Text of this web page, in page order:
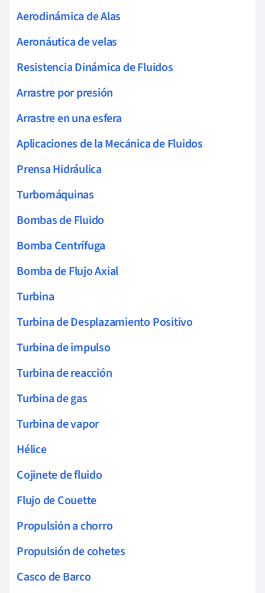
Aerodinámica de Alas
Aeronáutica de velas
Resistencia Dinámica de Fluidos
Arrastre por presión
Arrastre en una esfera
Aplicaciones de la Mecánica de Fluidos
Prensa Hidráulica
Turbomáquinas
Bombas de Fluido
Bomba Centrífuga
Bomba de Flujo Axial
Turbina
Turbina de Desplazamiento Positivo
Turbina de impulso
Turbina de reacción
Turbina de gas
Turbina de vapor
Hélice
Cojinete de fluido
Flujo de Couette
Propulsión a chorro
Propulsión de cohetes
Casco de Barco